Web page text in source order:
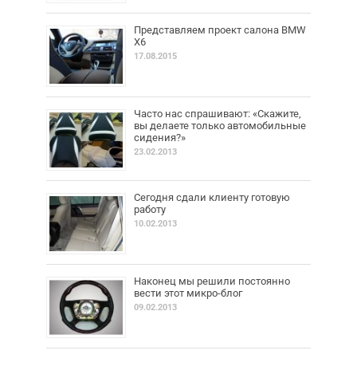
Представляем проект салона BMW
X6
17.08.2015
Часто нас спрашивают: «Скажите,
вы делаете только автомобильные
сидения?»
23.02.2013
Сегодня сдали клиенту готовую
работу
10.02.2013
Наконец мы решили постоянно
вести этот микро-блог
09.02.2013